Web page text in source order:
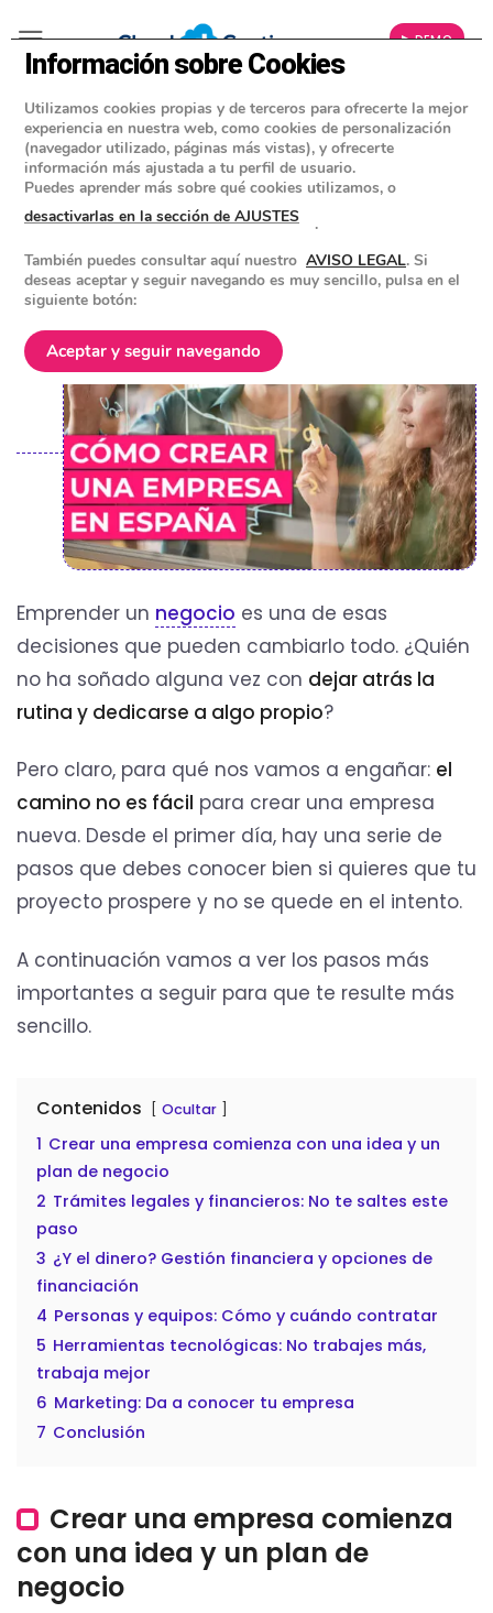
▶ DEMO
BLOG»CONSEJOS Y HERRAMIENTAS PARA EMPRESAS
Cómo crear una empresa en
España y no fracasar en el intento
POSTED ON11 DICIEMBRE 2024 BYEQUIPO DE CLOUD GESTION
Emprender un negocio es una de esas
decisiones que pueden cambiarlo todo. ¿Quién
no ha soñado alguna vez con dejar atrás la
rutina y dedicarse a algo propio?
Pero claro, para qué nos vamos a engañar: el
camino no es fácil para crear una empresa
nueva. Desde el primer día, hay una serie de
pasos que debes conocer bien si quieres que tu
proyecto prospere y no se quede en el intento.
A continuación vamos a ver los pasos más
importantes a seguir para que te resulte más
sencillo.
Contenidos Ocultar
1 Crear una empresa comienza con una idea y un
plan de negocio
2 Trámites legales y financieros: No te saltes este
paso
3 ¿Y el dinero? Gestión financiera y opciones de
financiación
4 Personas y equipos: Cómo y cuándo contratar
5 Herramientas tecnológicas: No trabajes más,
trabaja mejor
6 Marketing: Da a conocer tu empresa
7 Conclusión
Crear una empresa comienza
con una idea y un plan de
negocio
Información sobre Cookies
Utilizamos cookies propias y de terceros para ofrecerte la mejor
experiencia en nuestra web, como cookies de personalización
(navegador utilizado, páginas más vistas), y ofrecerte
información más ajustada a tu perfil de usuario.
Puedes aprender más sobre qué cookies utilizamos, o
desactivarlas en la sección de AJUSTES
.
También puedes consultar aquí nuestro AVISO LEGAL. Si
deseas aceptar y seguir navegando es muy sencillo, pulsa en el
siguiente botón:
Aceptar y seguir navegando